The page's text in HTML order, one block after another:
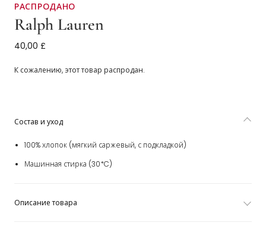
РАСПРОДАНО
Ralph Lauren
Navy Blue Wimbledon Collection Cotton Cap
40,00 £
К сожалению, этот товар распродан.
Состав и уход
100% хлопок (мягкий саржевый, с подкладкой)
Машинная стирка (30*C)
Описание товара